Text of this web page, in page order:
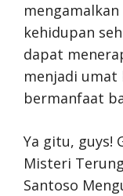
kehidupan
dapat
menjadi umat
bermanfaat
Ya gitu, guys!
Misteri
Santoso